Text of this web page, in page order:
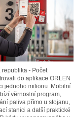
republika - Počet
do aplikace ORLEN
jednoho milionu. Mobilní
věrnostní program,
paliva přímo u stojanu,
stanici a další praktické